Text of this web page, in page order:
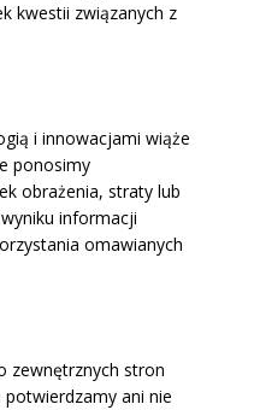
kwestii związanych z
i innowacjami wiąże
ponosimy
obrażenia, straty lub
informacji
omawianych
zewnętrznych stron
ani nie